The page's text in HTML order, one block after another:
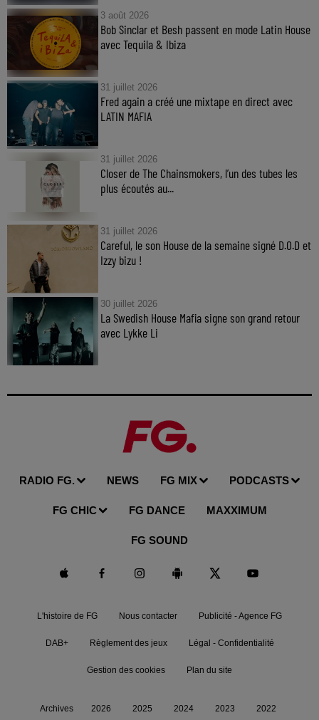
3 août 2026
Bob Sinclar et Besh passent en mode Latin House
avec Tequila & Ibiza
31 juillet 2026
Fred again a créé une mixtape en direct avec
LATIN MAFIA
31 juillet 2026
Closer de The Chainsmokers, l’un des tubes les
plus écoutés au...
31 juillet 2026
Careful, le son House de la semaine signé D.O.D et
Izzy bizu !
30 juillet 2026
La Swedish House Mafia signe son grand retour
avec Lykke Li
RADIO FG. NEWS FG MIX PODCASTS
FG CHIC FG DANCE MAXXIMUM
FG SOUND
L'histoire de FG Nous contacter Publicité - Agence FG
DAB+ Règlement des jeux Légal - Confidentialité
Gestion des cookies Plan du site
Archives 2026 2025 2024 2023 2022